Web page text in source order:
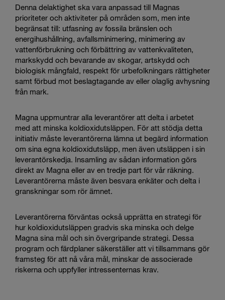
Denna delaktighet ska vara anpassad till Magnas
prioriteter och aktiviteter på områden som, men inte
begränsat till: utfasning av fossila bränslen och
energihushållning, avfallsminimering, minimering av
vattenförbrukning och förbättring av vattenkvaliteten,
markskydd och bevarande av skogar, artskydd och
biologisk mångfald, respekt för urbefolkningars rättigheter
samt förbud mot beslagtagande av eller olaglig avhysning
från mark.
Magna uppmuntrar alla leverantörer att delta i arbetet
med att minska koldioxidutsläppen. För att stödja detta
initiativ måste leverantörerna lämna ut begärd information
om sina egna koldioxidutsläpp, men även utsläppen i sin
leverantörskedja. Insamling av sådan information görs
direkt av Magna eller av en tredje part för vår räkning.
Leverantörerna måste även besvara enkäter och delta i
granskningar som rör ämnet.
Leverantörerna förväntas också upprätta en strategi för
hur koldioxidutsläppen gradvis ska minska och delge
Magna sina mål och sin övergripande strategi. Dessa
program och färdplaner säkerställer att vi tillsammans gör
framsteg för att nå våra mål, minskar de associerade
riskerna och uppfyller intressenternas krav.